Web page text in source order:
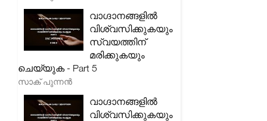
വാഗ്ദാനങ്ങളിൽ
വിശ്വസിക്കുകയും
സ്വയത്തിന്
മരിക്കുകയും
ചെയ്യുക - Part 5
സാക് പുന്നൻ
വാഗ്ദാനങ്ങളിൽ
വിശ്വസിക്കുകയും